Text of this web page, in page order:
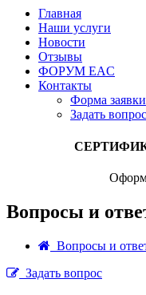
Главная
Наши услуги
Новости
Отзывы
ФОРУМ EAC
Контакты
Форма заявки
Задать вопрос
Вопросы и
Вопросы и
Задать вопрос